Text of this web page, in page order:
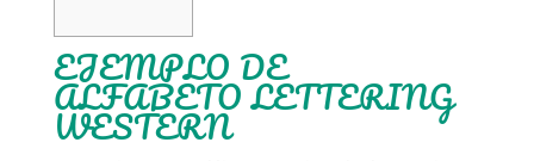
EJEMPLO DE
ALFABETO LETTERING
WESTERN